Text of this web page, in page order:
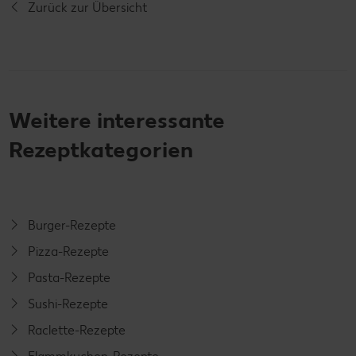
Zurück zur Übersicht
Weitere interessante
Rezeptkategorien
Burger-Rezepte
Pizza-Rezepte
Pasta-Rezepte
Sushi-Rezepte
Raclette-Rezepte